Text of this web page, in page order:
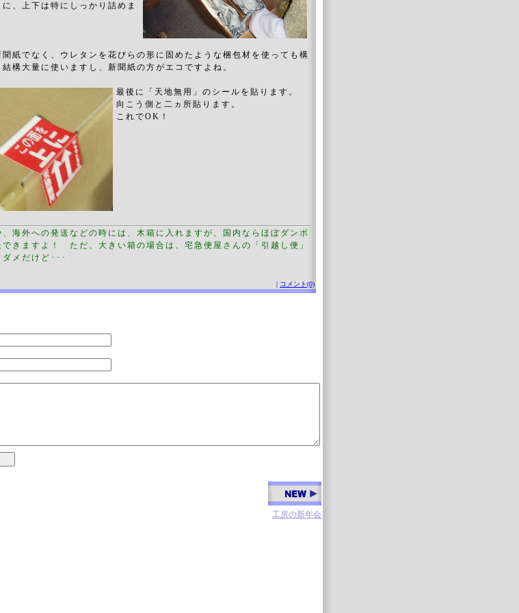
、上下は特にしっかり詰めま
紙でなく、ウレタンを花びらの形に固めたような梱包材を使っても構
構大量に使いますし、新聞紙の方がエコですよね。
最後に「天地無用」のシールを貼ります。
向こう側と二ヵ所貼ります。
これでOK！
海外への発送などの時には、木箱に入れますが、国内ならほぼダンボ
できますよ！ ただ、大きい箱の場合は、宅急便屋さんの「引越し便」
メだけど･･･
| コメント(0)
工房の新年会